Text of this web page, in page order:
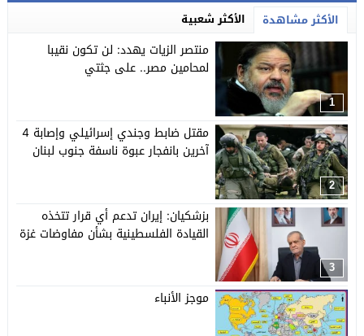
الأكثر مشاهدة الأكثر شعبية
1
منتصر الزيات يهدد: لن تكون نقيبا
لمحامين مصر.. على جثتي
2
مقتل ضابط وجندي إسرائيلي وإصابة 4
آخرين بانفجار عبوة ناسفة جنوب لبنان
3
بزشكيان: إيران تدعم أي قرار تتخذه
القيادة الفلسطينية بشأن مفاوضات غزة
موجز الأنباء